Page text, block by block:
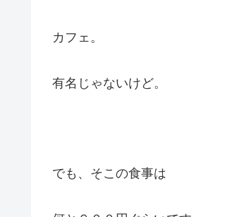
カフェ。
有名じゃないけど。
でも、そこの食事は